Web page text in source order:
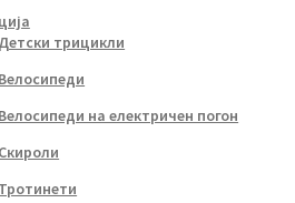
Детски трицикли
Велосипеди
Велосипеди на електричен погон
Скироли
Тротинети